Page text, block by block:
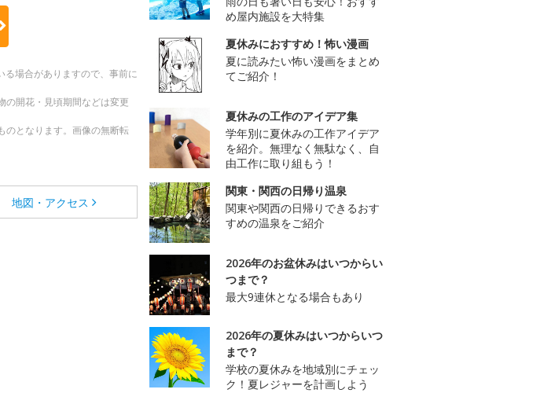
場合がありますので、事前に
の開花・見頃期間などは変更
のとなります。画像の無断転
地図・アクセス
め屋内施設を大特集
夏休みにおすすめ！怖い漫画
夏に読みたい怖い漫画をまとめ
てご紹介！
夏休みの工作のアイデア集
学年別に夏休みの工作アイデア
を紹介。無理なく無駄なく、自
由工作に取り組もう！
関東・関西の日帰り温泉
関東や関西の日帰りできるおす
すめの温泉をご紹介
2026年のお盆休みはいつからい
つまで？
最大9連休となる場合もあり
2026年の夏休みはいつからいつ
まで？
学校の夏休みを地域別にチェッ
ク！夏レジャーを計画しよう